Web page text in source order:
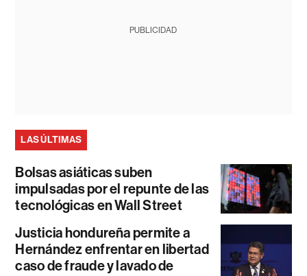
PUBLICIDAD
LAS ÚLTIMAS
Bolsas asiáticas suben
impulsadas por el repunte de las
tecnológicas en Wall Street
Justicia hondureña permite a
Hernández enfrentar en libertad
caso de fraude y lavado de